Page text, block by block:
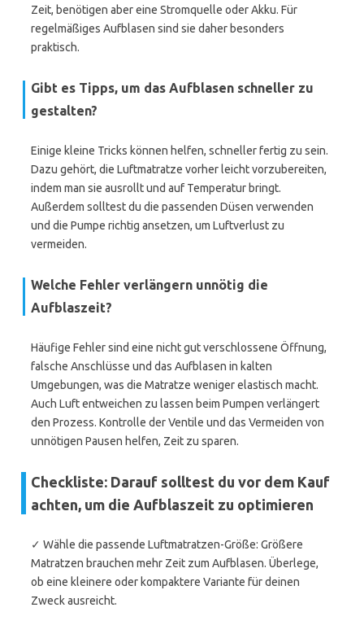
Zeit, benötigen aber eine Stromquelle oder Akku. Für
regelmäßiges Aufblasen sind sie daher besonders
praktisch.
Gibt es Tipps, um das Aufblasen schneller zu
gestalten?
Einige kleine Tricks können helfen, schneller fertig zu sein.
Dazu gehört, die Luftmatratze vorher leicht vorzubereiten,
indem man sie ausrollt und auf Temperatur bringt.
Außerdem solltest du die passenden Düsen verwenden
und die Pumpe richtig ansetzen, um Luftverlust zu
vermeiden.
Welche Fehler verlängern unnötig die
Aufblaszeit?
Häufige Fehler sind eine nicht gut verschlossene Öffnung,
falsche Anschlüsse und das Aufblasen in kalten
Umgebungen, was die Matratze weniger elastisch macht.
Auch Luft entweichen zu lassen beim Pumpen verlängert
den Prozess. Kontrolle der Ventile und das Vermeiden von
unnötigen Pausen helfen, Zeit zu sparen.
Checkliste: Darauf solltest du vor dem Kauf
achten, um die Aufblaszeit zu optimieren
✓ Wähle die passende Luftmatratzen-Größe: Größere
Matratzen brauchen mehr Zeit zum Aufblasen. Überlege,
ob eine kleinere oder kompaktere Variante für deinen
Zweck ausreicht.